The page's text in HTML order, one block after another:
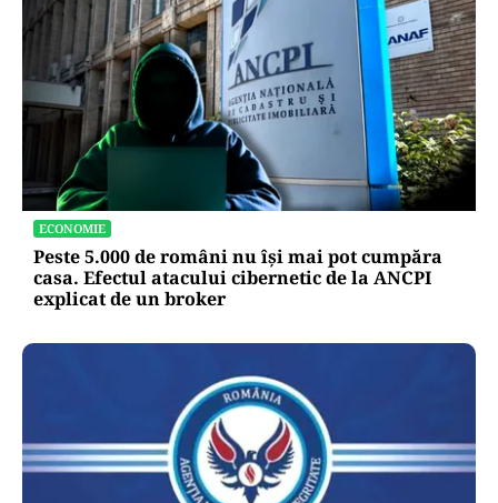
ECONOMIE
Peste 5.000 de români nu își mai pot cumpăra
casa. Efectul atacului cibernetic de la ANCPI
explicat de un broker